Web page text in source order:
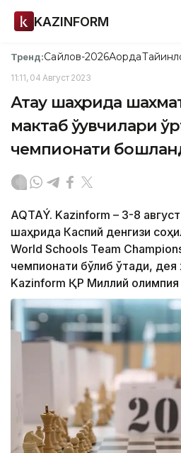
KAZINFORM
Тренд:Сайлов-2026Ақорда
11:11, 04 Август 2023
Ақтау шаҳрида
мактаб ўқувчилари
чемпионати
AQTAÝ. Kazinform – 3-8
шаҳрида Каспий денгизи
World Schools Team
чемпионати бўлиб ўтади,
Kazinform ҚР Миллий олимпия